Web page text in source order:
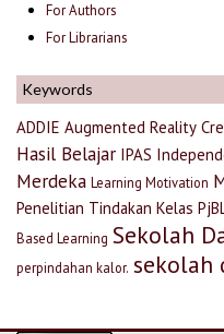
For Authors
For Librarians
Keywords
ADDIE Augmented Reality
Hasil Belajar IPAS
Merdeka Learning Motivation
Penelitian Tindakan Kelas
Based Learning Sekolah
perpindahan kalor. sekolah